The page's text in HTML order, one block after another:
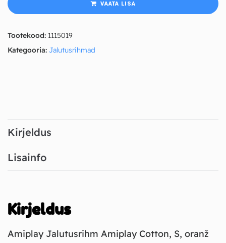
VAATA LISA
Tootekood: 1115019
Kategooria: Jalutusrihmad
Kirjeldus
Lisainfo
Kirjeldus
Amiplay Jalutusrihm Amiplay Cotton, S, oranž